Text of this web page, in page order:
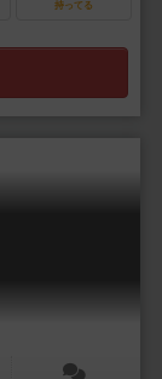
持ってる